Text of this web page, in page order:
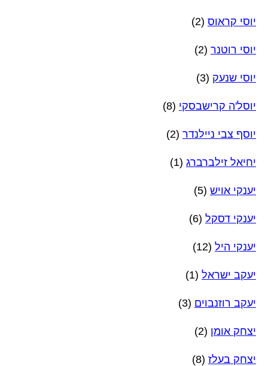
יוסי קראוס (2)
יוסי רוטנר (2)
יוסי שנעק (3)
יוסל'ה קרישבסקי (8)
יוסף צבי ניילנדר (2)
יחיאל זילברברג (1)
יענקי אויש (5)
יענקי דסקל (6)
יענקי היל (12)
יעקב ישראל (1)
יעקב רוזנבוים (3)
יצחק אומן (2)
יצחק בעלז (8)